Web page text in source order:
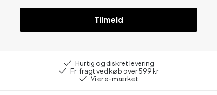
Tilmeld
Hurtig og diskret levering
Fri fragt ved køb over 599 kr
Vi er e-mærket